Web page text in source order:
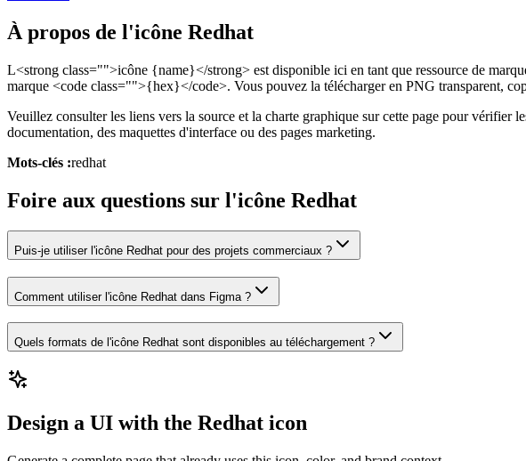
À propos de l'icône Redhat
L<strong class="">icône {name}</strong> est disponible ici en tant que ressource de
marque <code class="">{hex}</code>. Vous pouvez la télécharger en PNG transparent,
Veuillez consulter les liens vers la source et la charte graphique sur cette page pour
documentation, des maquettes d'interface ou des pages marketing.
Mots-clés :redhat
Foire aux questions sur l'icône Redhat
Puis-je utiliser l'icône Redhat pour des projets commerciaux ?
Comment utiliser l'icône Redhat dans Figma ?
Quels formats de l'icône Redhat sont disponibles au téléchargement ?
Design a UI with the Redhat icon